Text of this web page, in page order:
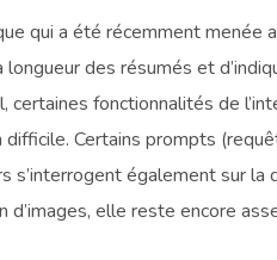
qui a été récemment menée
des résumés et
fonctionnalités de
Certains prompts
également sur la
elle reste encore